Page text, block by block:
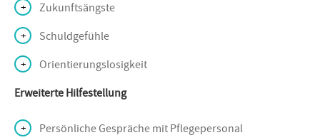
Zukunftsängste
Schuldgefühle
Orientierungslosigkeit
Erweiterte Hilfestellung
Persönliche Gespräche mit Pflegepersonal